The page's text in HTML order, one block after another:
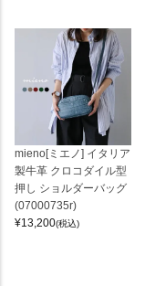
mieno[ミエノ] イタリア
製牛革 クロコダイル型
押し ショルダーバッグ
(07000735r)
¥13,200(税込)